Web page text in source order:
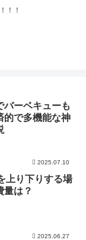
！！
バーベキューも
的で多機能な神
2025.07.10
上り下りする場
量は？
2025.06.27